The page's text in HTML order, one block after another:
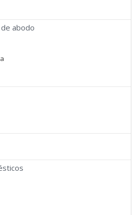
abodo